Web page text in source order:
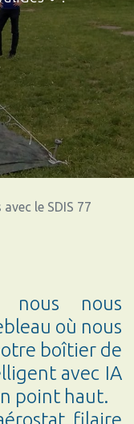
avec le SDIS 77
nous nous
où nous
boîtier de
avec IA
point haut.
filaire